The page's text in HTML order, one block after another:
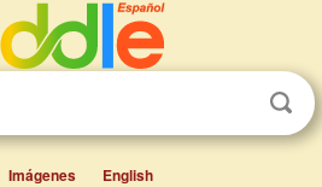
Imágenes English